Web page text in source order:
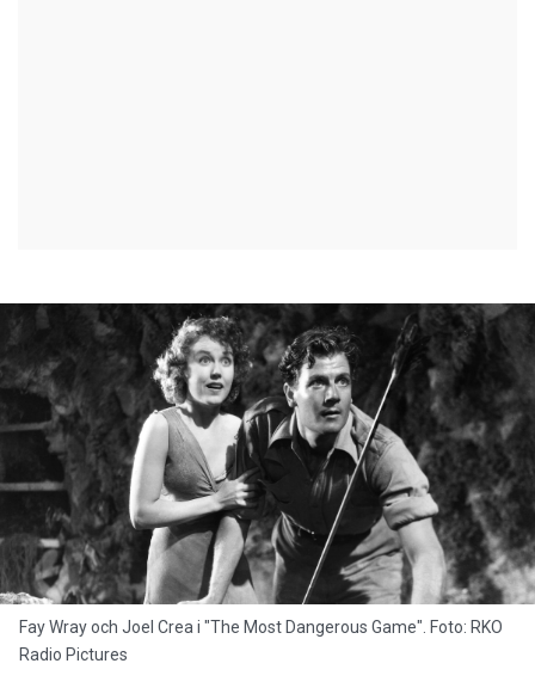
Fay Wray och Joel Crea i "The Most Dangerous Game". Foto: RKO
Radio Pictures